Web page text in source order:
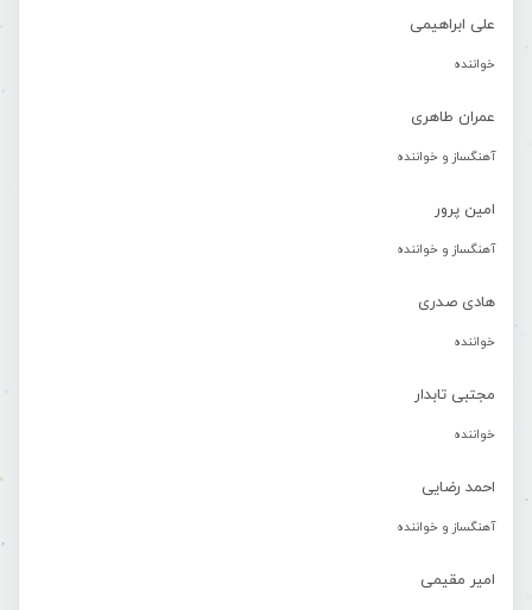
علی ابراهیمی
خواننده
عمران طاهری
آهنگساز و خواننده
امین پرور
آهنگساز و خواننده
هادی صدری
خواننده
مجتبی تابدار
خواننده
احمد رضایی
آهنگساز و خواننده
امیر مقیمی